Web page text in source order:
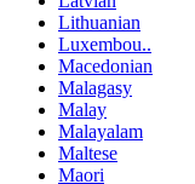
Lithuanian
Luxembou..
Macedonian
Malagasy
Malay
Malayalam
Maltese
Maori